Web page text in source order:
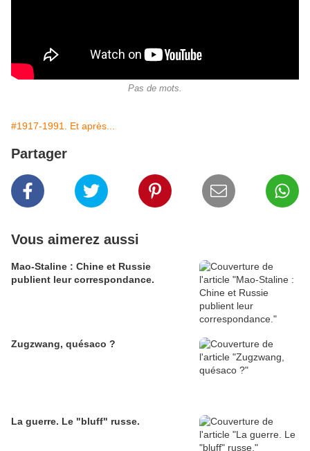
Pas de mots.
#1917-1991. Et après...
Partager
Vous aimerez aussi
Mao-Staline : Chine et Russie
publient leur correspondance.
Zugzwang, quésaco ?
La guerre. Le "bluff" russe.